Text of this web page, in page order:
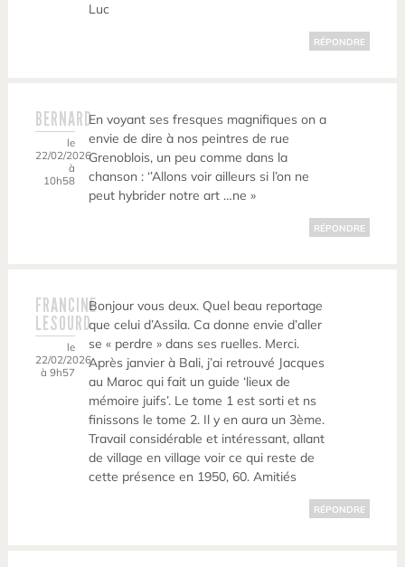
Luc
RÉPONDRE
BERNARD
le
22/02/2026
à
10h58
En voyant ses fresques magnifiques on a
envie de dire à nos peintres de rue
Grenoblois, un peu comme dans la
chanson : ‘’Allons voir ailleurs si l’on ne
peut hybrider notre art …ne »
RÉPONDRE
FRANCINE
LESOURD
le
22/02/2026
à 9h57
Bonjour vous deux. Quel beau reportage
que celui d’Assila. Ca donne envie d’aller
se « perdre » dans ses ruelles. Merci.
Après janvier à Bali, j’ai retrouvé Jacques
au Maroc qui fait un guide ‘lieux de
mémoire juifs’. Le tome 1 est sorti et ns
finissons le tome 2. Il y en aura un 3ème.
Travail considérable et intéressant, allant
de village en village voir ce qui reste de
cette présence en 1950, 60. Amitiés
RÉPONDRE